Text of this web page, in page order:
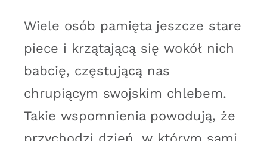
Wiele osób pamięta jeszcze stare
piece i krzątającą się wokół nich
babcię, częstującą nas
chrupiącym swojskim chlebem.
Takie wspomnienia powodują, że